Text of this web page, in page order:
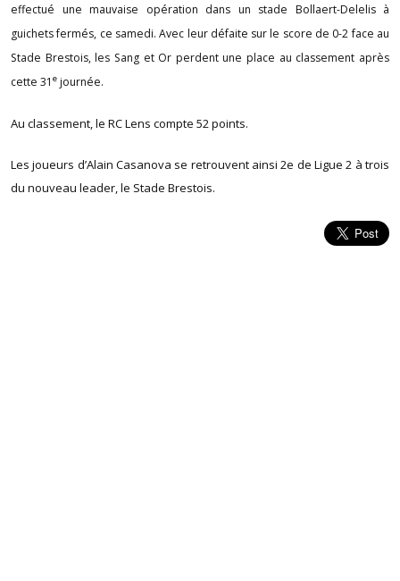
effectué une mauvaise opération dans un stade Bollaert-Delelis à
guichets fermés, ce samedi. Avec leur défaite sur le score de 0-2 face au
Stade Brestois, les Sang et Or perdent une place au classement après
cette 31 e journée.
Au classement, le RC Lens compte 52 points.
Les joueurs d’Alain Casanova se retrouvent ainsi 2e de Ligue 2 à trois
du nouveau leader, le Stade Brestois.